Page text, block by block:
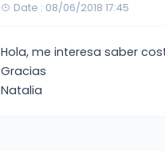
Date : 08/06/2018 17:45
Hola, me interesa saber
Gracias
Natalia